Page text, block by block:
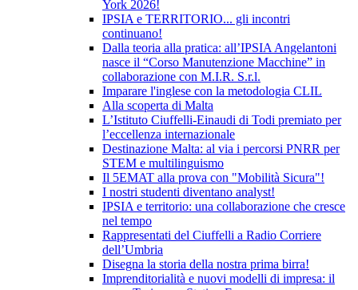
York 2026!
IPSIA e TERRITORIO... gli incontri
continuano!
Dalla teoria alla pratica: all’IPSIA Angelantoni
nasce il “Corso Manutenzione Macchine” in
collaborazione con M.I.R. S.r.l.
Imparare l'inglese con la metodologia CLIL
Alla scoperta di Malta
L’Istituto Ciuffelli-Einaudi di Todi premiato per
l’eccellenza internazionale
Destinazione Malta: al via i percorsi PNRR per
STEM e multilinguismo
Il 5EMAT alla prova con "Mobilità Sicura"!
I nostri studenti diventano analyst!
IPSIA e territorio: una collaborazione che cresce
nel tempo
Rappresentati del Ciuffelli a Radio Corriere
dell’Umbria
Disegna la storia della nostra prima birra!
Imprenditorialità e nuovi modelli di impresa: il